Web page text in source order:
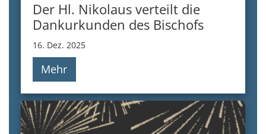
Der Hl. Nikolaus verteilt die
Dankurkunden des Bischofs
16. Dez. 2025
Mehr